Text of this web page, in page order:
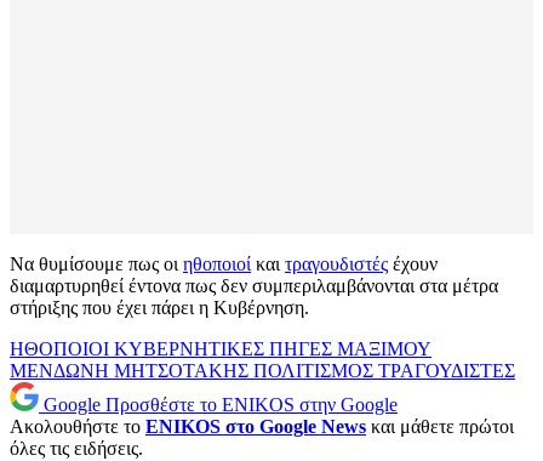
Να θυμίσουμε πως οι ηθοποιοί και τραγουδιστές έχουν
διαμαρτυρηθεί έντονα πως δεν συμπεριλαμβάνονται στα μέτρα
στήριξης που έχει πάρει η Κυβέρνηση.
ΗΘΟΠΟΙΟΙ ΚΥΒΕΡΝΗΤΙΚΕΣ ΠΗΓΕΣ ΜΑΞΙΜΟΥ
ΜΕΝΔΩΝΗ ΜΗΤΣΟΤΑΚΗΣ ΠΟΛΙΤΙΣΜΟΣ ΤΡΑΓΟΥΔΙΣΤΕΣ
Google Προσθέστε το ENIKOS στην Google
Ακολουθήστε το ENIKOS στο Google News και μάθετε πρώτοι
όλες τις ειδήσεις.